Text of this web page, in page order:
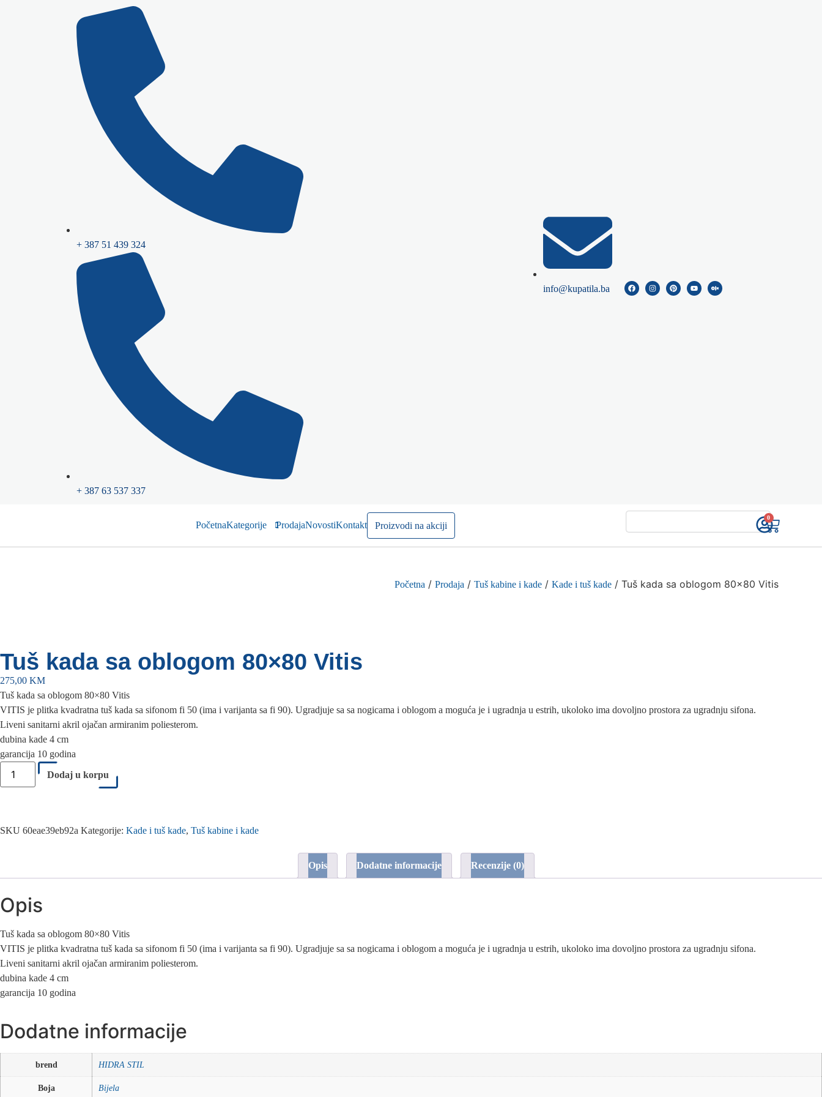
+ 387 51 439 324
+ 387 63 537 337
info@kupatila.ba
PočetnaKategorije ProdajaNovostiKontakt Proizvodi na akciji
0
Početna /Prodaja /Tuš kabine i kade /Kade i tuš kade / Tuš kada sa oblogom 80×80 Vitis
Tuš kada sa oblogom 80×80 Vitis
275,00 KM
Tuš kada sa oblogom 80×80 Vitis
VITIS je plitka kvadratna tuš kada sa sifonom fi 50 (ima i varijanta sa fi 90). Ugradjuje sa sa nogicama i oblogom a moguća je i ugradnja u estrih, ukoloko ima dovoljno prostora za ugradnju sifona.
Liveni sanitarni akril ojačan armiranim poliesterom.
dubina kade 4 cm
garancija 10 godina
Dodaj u korpu
SKU 60eae39eb92a Kategorije: Kade i tuš kade, Tuš kabine i kade
Opis Dodatne informacije Recenzije (0)
Opis
Tuš kada sa oblogom 80×80 Vitis
VITIS je plitka kvadratna tuš kada sa sifonom fi 50 (ima i varijanta sa fi 90). Ugradjuje sa sa nogicama i oblogom a moguća je i ugradnja u estrih, ukoloko ima dovoljno prostora za ugradnju sifona.
Liveni sanitarni akril ojačan armiranim poliesterom.
dubina kade 4 cm
garancija 10 godina
Dodatne informacije
brend HIDRA STIL
Boja Bijela